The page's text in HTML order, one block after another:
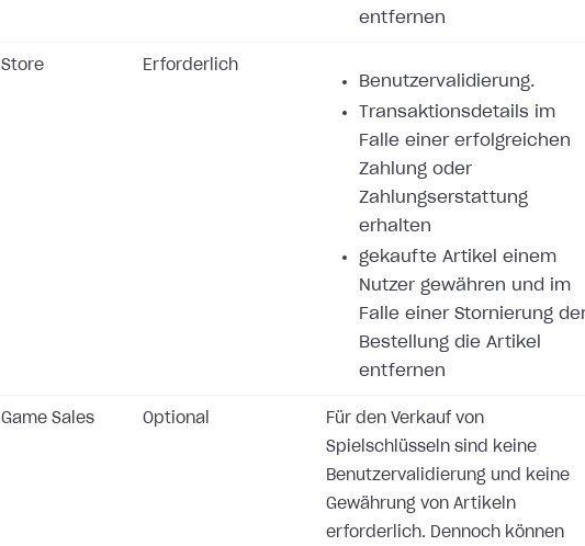
entfernen
Store Erforderlich
Benutzervalidierung.
Transaktionsdetails im
Falle einer erfolgreichen
Zahlung oder
Zahlungserstattung
erhalten
gekaufte Artikel einem
Nutzer gewähren und im
Falle einer Stornierung
Bestellung die Artikel
entfernen
Game Sales Optional
Für den Verkauf von
Spielschlüsseln sind keine
Benutzervalidierung und keine
Gewährung von Artikeln
erforderlich. Dennoch können